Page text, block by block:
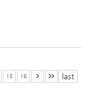
15 16 last